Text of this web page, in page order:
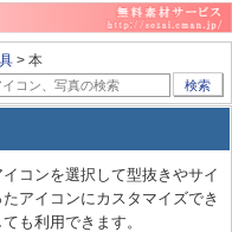
> 本
検索
コンを選択して型抜きやサイ
アイコンにカスタマイズでき
も利用できます。